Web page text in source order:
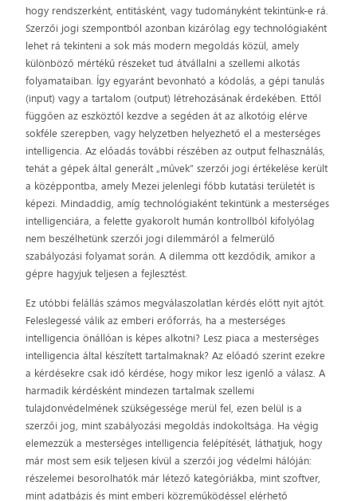
hogy rendszerként, entitásként, vagy tudományként tekintünk-e rá.
Szerzői jogi szempontból azonban kizárólag egy technológiaként
lehet rá tekinteni a sok más modern megoldás közül, amely
különböző mértékű részeket tud átvállalni a szellemi alkotás
folyamataiban. Így egyaránt bevonható a kódolás, a gépi tanulás
(input) vagy a tartalom (output) létrehozásának érdekében. Ettől
függően az eszköztől kezdve a segéden át az alkotóig elérve
sokféle szerepben, vagy helyzetben helyezhető el a mesterséges
intelligencia. Az előadás további részében az output felhasználás,
tehát a gépek által generált „művek” szerzői jogi értékelése került
a középpontba, amely Mezei jelenlegi főbb kutatási területét is
képezi. Mindaddig, amíg technológiaként tekintünk a mesterséges
intelligenciára, a felette gyakorolt humán kontrollból kifolyólag
nem beszélhetünk szerzői jogi dilemmáról a felmerülő
szabályozási folyamat során. A dilemma ott kezdődik, amikor a
gépre hagyjuk teljesen a fejlesztést.
Ez utóbbi felállás számos megválaszolatlan kérdés előtt nyit ajtót.
Feleslegessé válik az emberi erőforrás, ha a mesterséges
intelligencia önállóan is képes alkotni? Lesz piaca a mesterséges
intelligencia által készített tartalmaknak? Az előadó szerint ezekre
a kérdésekre csak idő kérdése, hogy mikor lesz igenlő a válasz. A
harmadik kérdésként mindezen tartalmak szellemi
tulajdonvédelmének szükségessége merül fel, ezen belül is a
szerzői jog, mint szabályozási megoldás indokoltsága. Ha végig
elemezzük a mesterséges intelligencia felépítését, láthatjuk, hogy
már most sem esik teljesen kívül a szerzői jog védelmi hálóján:
részelemei besorolhatók már létező kategóriákba, mint szoftver,
mint adatbázis és mint emberi közreműködéssel elérhető